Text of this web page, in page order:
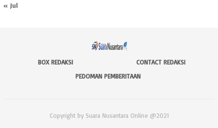
« Jul
BOX REDAKSI
CONTACT REDAKSI
PEDOMAN PEMBERITAAN
Copyright by Suara Nusantara Online @2021